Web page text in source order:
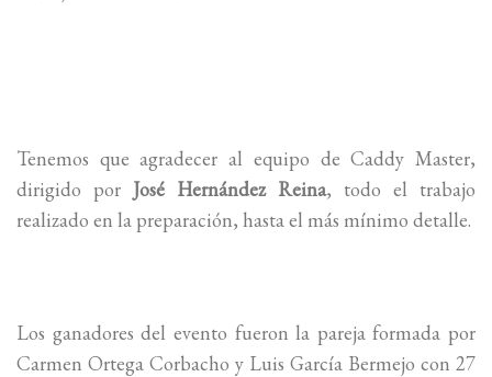
Tenemos que agradecer al equipo de Caddy Master,
dirigido por José Hernández Reina, todo el trabajo
realizado en la preparación, hasta el más mínimo detalle.
Los ganadores del evento fueron la pareja formada por
Carmen Ortega Corbacho y Luis García Bermejo con 27